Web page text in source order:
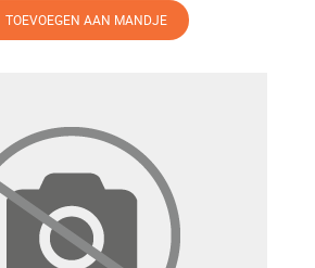
TOEVOEGEN AAN MANDJE